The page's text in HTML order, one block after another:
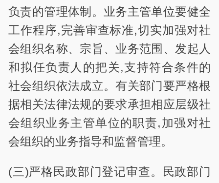
负责的管理体制。业务主管单位要健全
工作程序,完善审查标准,切实加强对社
会组织名称、宗旨、业务范围、发起人
和拟任负责人的把关,支持符合条件的
社会组织依法成立。有关部门要严格根
据相关法律法规的要求承担相应层级社
会组织业务主管单位的职责,加强对社
会组织的业务指导和监督管理。
(三)严格民政部门登记审查。民政部门